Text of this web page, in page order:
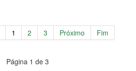
1 2 3 Próximo Fim
Página 1 de 3